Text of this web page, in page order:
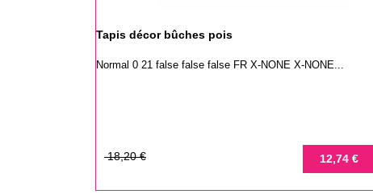
Tapis décor bûches pois
Normal 0 21 false false false FR X-NONE X-NONE...
Prix
18,20 €
Prix 12,74 €